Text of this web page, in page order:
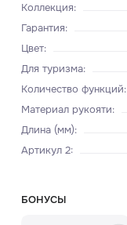
Коллекция:
Гарантия:
Цвет:
Для туризма:
Количество функций:
Материал рукояти:
Длина (мм):
Артикул 2:
БОНУСЫ